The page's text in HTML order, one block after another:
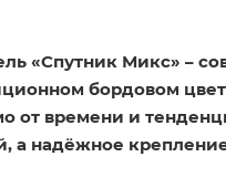
«Спутник Микс» –
бордовом
от времени и
надёжное